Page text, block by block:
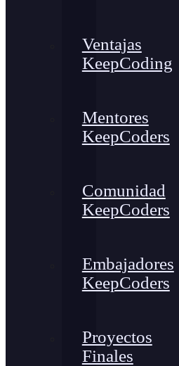
Ventajas
KeepCoding
Mentores
KeepCoders
Comunidad
KeepCoders
Embajadores
KeepCoders
Proyectos
Finales